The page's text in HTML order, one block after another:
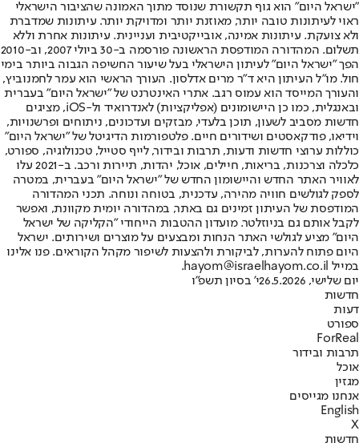
"ישראל היום" הוא גוף תקשורת שנוסד מתוך האמונה שהציבור הישראלי
ראוי לעיתונות טובה יותר, מאוזנת יותר ומדויקת יותר. עיתונות שמדברת
ולא צועקת. עיתונות אמינה, אובייקטיבית ועניינית. עיתונות אחרת וללא
תשלום. המהדורה המודפסת הראשונה פורסמה ב-30 ביולי 2007, וב-2010
הפך "ישראל היום" לעיתון הישראלי בעל שיעור החשיפה הגבוה ביותר בימי
חול. מו"ל העיתון היא ד"ר מרים אדלסון. העורך הראשי הוא עמר לחמנוביץ,
והעורך המייסד הוא עמוס רגב. אתרי האינטרנט של "ישראל היום" בעברית
ובאנגלית, כמו כן היישומונים (אפליקציות) לאנדרואיד ול-iOS, מציגים
חדשות מסביב לשעון, תוכן בלעדי, מבזקים ועדכונים, ניתוחים ופרשנויות,
וידיאו, פודקאסטים ושידורים חיים. פלטפורמות הדיגיטל של "ישראל היום"
כוללות ערוצי חדשות ודעות, תרבות ובידור, לייף סטייל, טכנולוגיה, ספורט,
כלכלה וצרכנות, בריאות, חיילים, אוכל, יהדות, תיירות ורכב. ב-2021 עלו
לאוויר האתר החדש והיישומון החדש של "ישראל היום" בעברית, במטרה
לספק לגולשים חוויה מהירה, עדכנית, בטוחה ונוחה. תכני המהדורה
המודפסת של העיתון זמינים גם באתר, במהדורה יומית מקוונת, ואפשר
לקבל אותם גם בניוזלטר. מועדון ההטבות הייחודי "הקליקה של ישראל
היום" מציע לגולשי האתר הנחות ומבצעים על מוצרים ושירותים. ישראל
היום פתוח להערות, לביקורת ולהצעות לשיפור מקהל הקוראים. פנו אלינו
במייל hayom@israelhayom.co.il.
יום שלישי, 26.5.2026
י' בסיון תשפ"ו
חדשות
דעות
ספורט
ForReal
תרבות ובידור
אוכל
מגזין
אנחנו מגייסים
English
X
חדשות